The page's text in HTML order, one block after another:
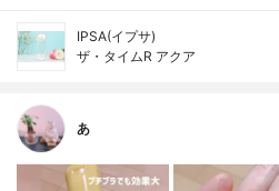
IPSA(イプサ)
ザ・タイムR アクア
あ